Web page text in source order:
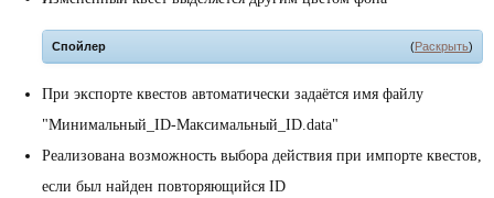
(Раскрыть)
Спойлер
При экспорте квестов автоматически задаётся имя файлу
"Минимальный_ID-Максимальный_ID.data"
Реализована возможность выбора действия при импорте квестов,
если был найден повторяющийся ID